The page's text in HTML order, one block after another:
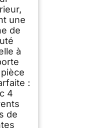
une
de
à
:
4
de